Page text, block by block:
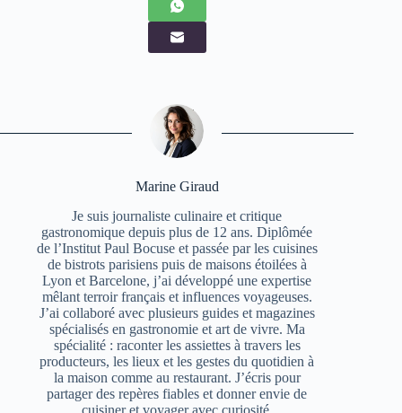
Marine Giraud
Je suis journaliste culinaire et critique
gastronomique depuis plus de 12 ans. Diplômée
de l’Institut Paul Bocuse et passée par les cuisines
de bistrots parisiens puis de maisons étoilées à
Lyon et Barcelone, j’ai développé une expertise
mêlant terroir français et influences voyageuses.
J’ai collaboré avec plusieurs guides et magazines
spécialisés en gastronomie et art de vivre. Ma
spécialité : raconter les assiettes à travers les
producteurs, les lieux et les gestes du quotidien à
la maison comme au restaurant. J’écris pour
partager des repères fiables et donner envie de